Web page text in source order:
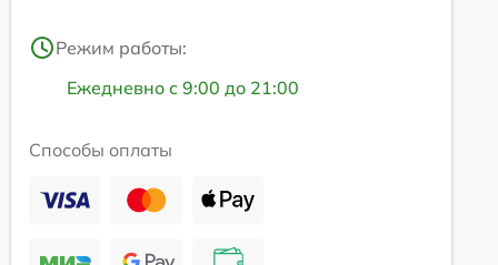
Режим работы:
Ежедневно с 9:00 до 21:00
Способы оплаты